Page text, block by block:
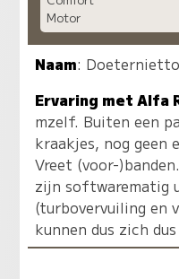
Motor
Naam:
Ervaring met Alfa
mzelf. Buiten een
kraakjes, nog geen
Vreet (voor-
zijn softwarematig
(turbovervuiling en
kunnen dus zich